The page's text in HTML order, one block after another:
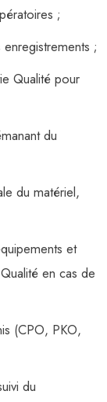
;
enregistrements ;
Qualité pour
du
du matériel,
et
en cas de
(CPO, PKO,
du